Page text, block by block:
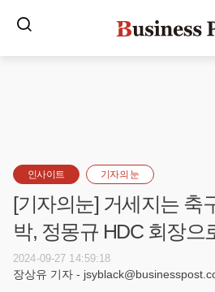
인사이트 기자의 눈
[기자의눈] 거세지는 축
박, 정몽규 HDC 회장으
2024-09-27 14:59:18
장상유 기자 -